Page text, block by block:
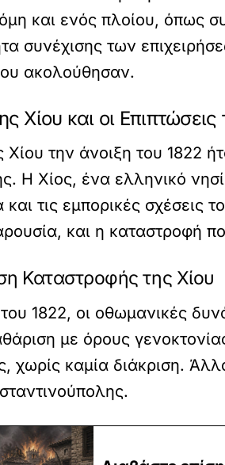
και ενός πλοίου, όπως
συνέχισης των
ακολούθησαν.
Χίου και οι Επιπτώσεις
την άνοιξη του 1822
Η Χίος, ένα ελληνικό
και τις εμπορικές
και η καταστροφή
Καταστροφής της Χίου
1822, οι οθωμανικές
με όρους
χωρίς καμία διάκριση.